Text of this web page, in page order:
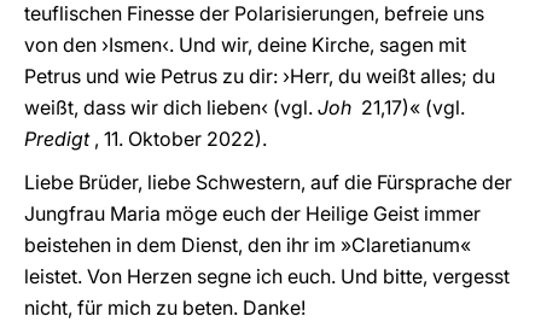
teuflischen Finesse der Polarisierungen, befreie uns
von den ›Ismen‹. Und wir, deine Kirche, sagen mit
Petrus und wie Petrus zu dir: ›Herr, du weißt alles; du
weißt, dass wir dich lieben‹ (vgl. Joh 21,17)« (vgl.
Predigt, 11. Oktober 2022).
Liebe Brüder, liebe Schwestern, auf die Fürsprache der
Jungfrau Maria möge euch der Heilige Geist immer
beistehen in dem Dienst, den ihr im »Claretianum«
leistet. Von Herzen segne ich euch. Und bitte, vergesst
nicht, für mich zu beten. Danke!